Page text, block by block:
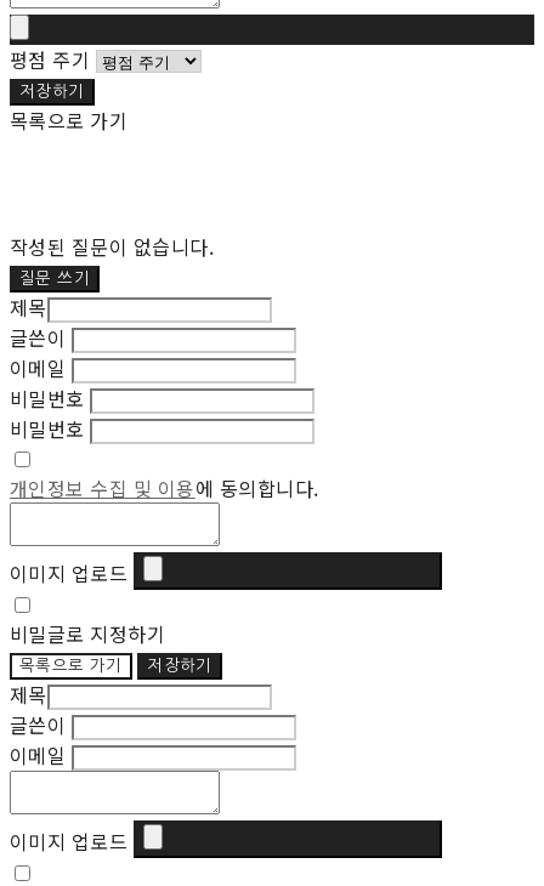
평점 주기
저장하기
목록으로 가기
작성된 질문이 없습니다.
질문 쓰기
제목
글쓴이
이메일
비밀번호
비밀번호
개인정보 수집 및 이용에 동의합니다.
이미지 업로드
비밀글로 지정하기
목록으로 가기 저장하기
제목
글쓴이
이메일
이미지 업로드